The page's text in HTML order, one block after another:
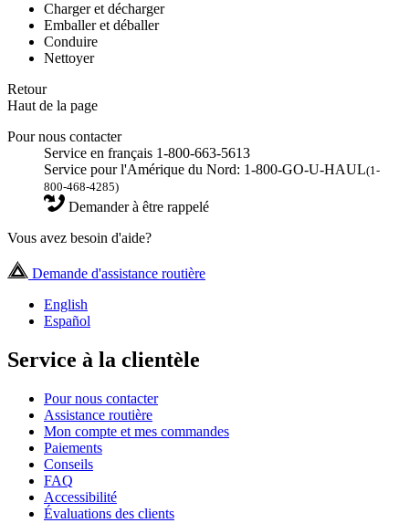
Charger et décharger
Emballer et déballer
Conduire
Nettoyer
Retour
Haut de la page
Pour nous contacter
Service en français 1-800-663-5613
Service pour l'Amérique du Nord: 1-800-GO-U-HAUL(1-
800-468-4285)
Demander à être rappelé
Vous avez besoin d'aide?
Demande d'assistance routière
English
Español
Service à la clientèle
Pour nous contacter
Assistance routière
Mon compte et mes commandes
Paiements
Conseils
FAQ
Accessibilité
Évaluations des clients